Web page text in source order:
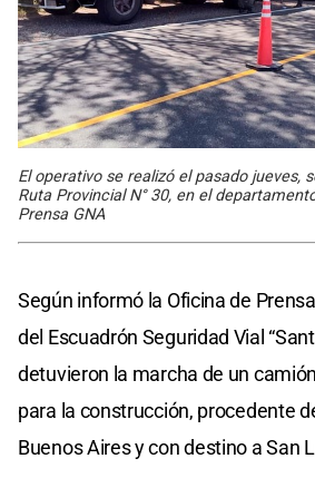
El operativo se realizó el pasado jueves,
Ruta Provincial N° 30, en el
Prensa GNA
Según informó la Oficina de
del Escuadrón Seguridad Vial
detuvieron la marcha de un
para la construcción, procedente
Buenos Aires y con destino a San